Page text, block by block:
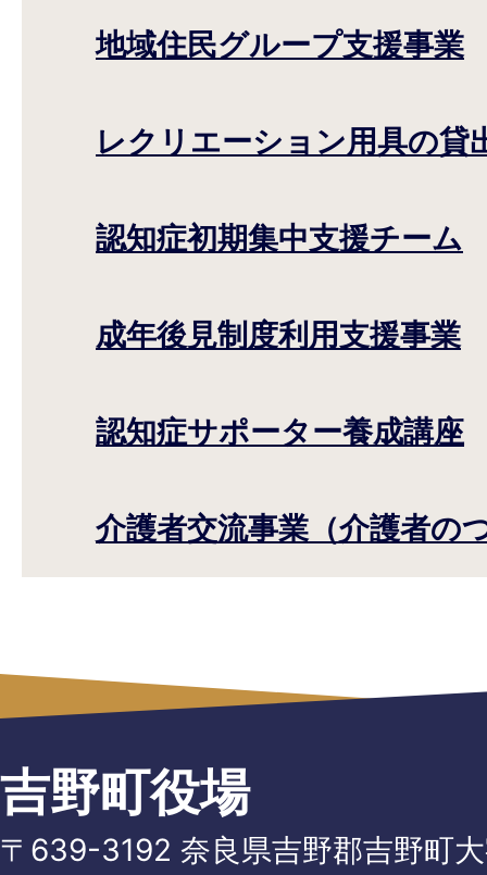
地域住民グループ支援事業
レクリエーション用具の貸
認知症初期集中支援チーム
成年後見制度利用支援事業
認知症サポーター養成講座
介護者交流事業（介護者の
吉野町役場
〒639-3192 奈良県吉野郡吉野町